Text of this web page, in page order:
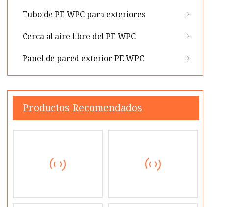
Tubo de PE WPC para exteriores
Cerca al aire libre del PE WPC
Panel de pared exterior PE WPC
Productos Recomendados